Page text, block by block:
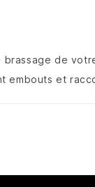
de
embouts et